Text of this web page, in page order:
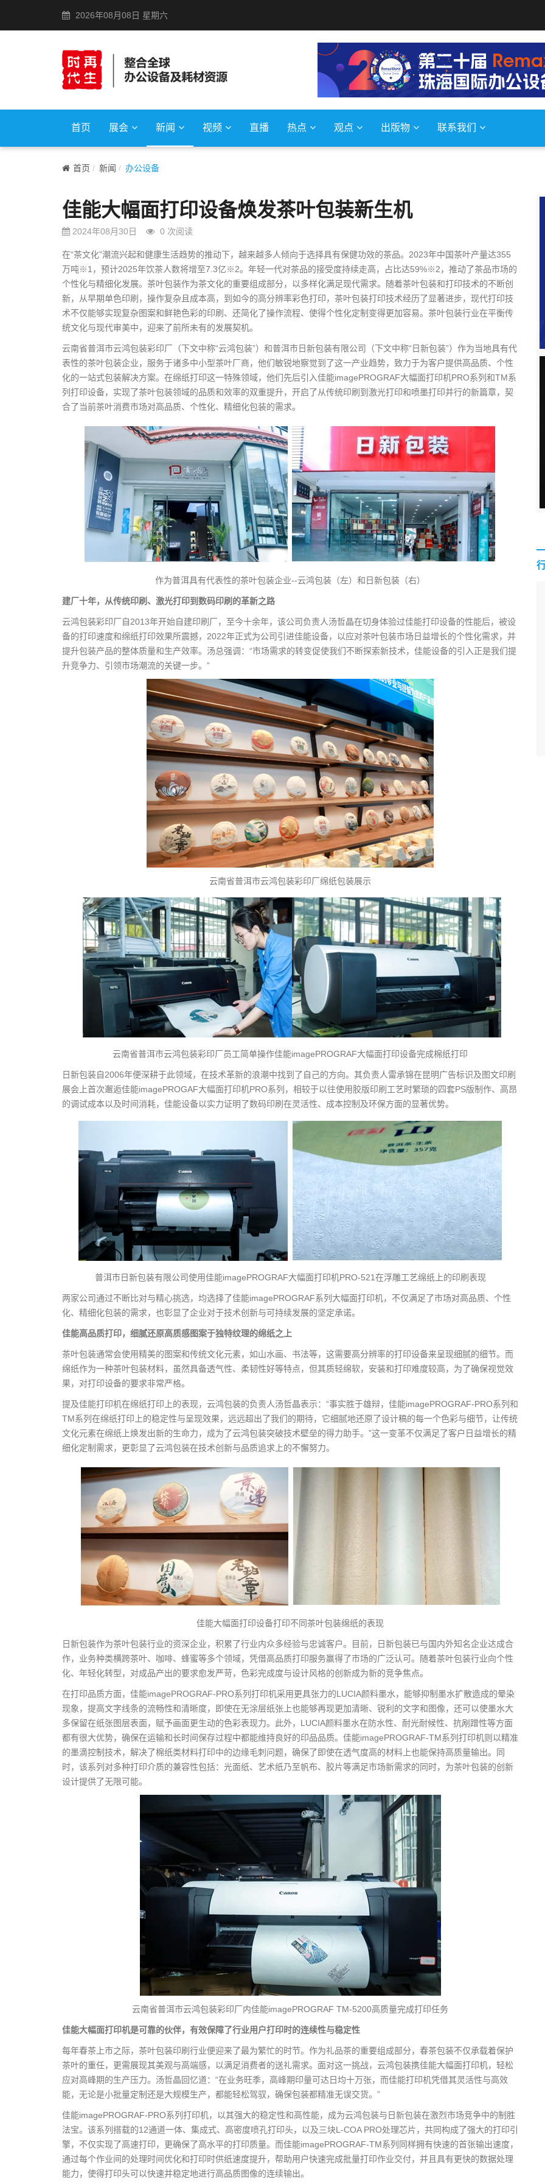
2026年08月08日 星期六
首页 展会 新闻 视频 直播 热点 观点 出版物 联系我们
首页 新闻 办公设备
佳能大幅面打印设备焕发茶叶包装新生机
2024年08月30日 0 次阅读
在“茶文化”潮流兴起和健康生活趋势的推动下，越来越多人倾向于选择具有保健功效的茶品。2023年中国茶叶产量达355
万吨※1，预计2025年饮茶人数将增至7.3亿※2。年轻一代对茶品的接受度持续走高，占比达59%※2，推动了茶品市场的
个性化与精细化发展。茶叶包装作为茶文化的重要组成部分，以多样化满足现代需求。随着茶叶包装和打印技术的不断创
新，从早期单色印刷，操作复杂且成本高，到如今的高分辨率彩色打印，茶叶包装打印技术经历了显著进步，现代打印技
术不仅能够实现复杂图案和鲜艳色彩的印刷、还简化了操作流程、使得个性化定制变得更加容易。茶叶包装行业在平衡传
统文化与现代审美中，迎来了前所未有的发展契机。
云南省普洱市云鸿包装彩印厂（下文中称“云鸿包装”）和普洱市日新包装有限公司（下文中称“日新包装”）作为当地具有代
表性的茶叶包装企业，服务于诸多中小型茶叶厂商，他们敏锐地察觉到了这一产业趋势，致力于为客户提供高品质、个性
化的一站式包装解决方案。在绵纸打印这一特殊领域，他们先后引入佳能imagePROGRAF大幅面打印机PRO系列和TM系
列打印设备，实现了茶叶包装领域的品质和效率的双重提升，开启了从传统印刷到激光打印和喷墨打印并行的新篇章，契
合了当前茶叶消费市场对高品质、个性化、精细化包装的需求。
作为普洱具有代表性的茶叶包装企业--云鸿包装（左）和日新包装（右）
建厂十年，从传统印刷、激光打印到数码印刷的革新之路
云鸿包装彩印厂自2013年开始自建印刷厂，至今十余年，该公司负责人汤哲晶在切身体验过佳能打印设备的性能后，被设
备的打印速度和绵纸打印效果所震撼，2022年正式为公司引进佳能设备，以应对茶叶包装市场日益增长的个性化需求，并
提升包装产品的整体质量和生产效率。汤总强调：“市场需求的转变促使我们不断探索新技术，佳能设备的引入正是我们提
升竞争力、引领市场潮流的关键一步。”
云南省普洱市云鸿包装彩印厂绵纸包装展示
云南省普洱市云鸿包装彩印厂员工简单操作佳能imagePROGRAF大幅面打印设备完成棉纸打印
日新包装自2006年便深耕于此领域，在技术革新的浪潮中找到了自己的方向。其负责人雷承锦在昆明广告标识及图文印刷
展会上首次邂逅佳能imagePROGAF大幅面打印机PRO系列，相较于以往使用胶版印刷工艺时繁琐的四套PS版制作、高昂
的调试成本以及时间消耗，佳能设备以实力证明了数码印刷在灵活性、成本控制及环保方面的显著优势。
普洱市日新包装有限公司使用佳能imagePROGRAF大幅面打印机PRO-521在浮雕工艺绵纸上的印刷表现
两家公司通过不断比对与精心挑选，均选择了佳能imagePROGRAF系列大幅面打印机，不仅满足了市场对高品质、个性
化、精细化包装的需求，也彰显了企业对于技术创新与可持续发展的坚定承诺。
佳能高品质打印，细腻还原高质感图案于独特纹理的绵纸之上
茶叶包装通常会使用精美的图案和传统文化元素，如山水画、书法等，这需要高分辨率的打印设备来呈现细腻的细节。而
绵纸作为一种茶叶包装材料，虽然具备透气性、柔韧性好等特点，但其质轻绵软，安装和打印难度较高，为了确保视觉效
果，对打印设备的要求非常严格。
提及佳能打印机在绵纸打印上的表现，云鸿包装的负责人汤哲晶表示：“事实胜于雄辩，佳能imagePROGRAF-PRO系列和
TM系列在绵纸打印上的稳定性与呈现效果，远远超出了我们的期待，它细腻地还原了设计稿的每一个色彩与细节，让传统
文化元素在绵纸上焕发出新的生命力，成为了云鸿包装突破技术壁垒的得力助手。”这一变革不仅满足了客户日益增长的精
细化定制需求，更彰显了云鸿包装在技术创新与品质追求上的不懈努力。
佳能大幅面打印设备打印不同茶叶包装绵纸的表现
日新包装作为茶叶包装行业的资深企业，积累了行业内众多经验与忠诚客户。目前，日新包装已与国内外知名企业达成合
作，业务种类横跨茶叶、咖啡、蜂蜜等多个领域，凭借高品质打印服务赢得了市场的广泛认可。随着茶叶包装行业向个性
化、年轻化转型，对成品产出的要求愈发严苛，色彩完成度与设计风格的创新成为新的竞争焦点。
在打印品质方面，佳能imagePROGRAF-PRO系列打印机采用更具张力的LUCIA颜料墨水，能够抑制墨水扩散造成的晕染
现象，提高文字线条的流畅性和清晰度，即使在无涂层纸张上也能够再现更加清晰、锐利的文字和图像，还可以使墨水大
多保留在纸张图层表面，赋予画面更生动的色彩表现力。此外，LUCIA颜料墨水在防水性、耐光耐候性、抗剐蹭性等方面
都有很大优势，确保在运输和长时间保存过程中都能维持良好的印品品质。佳能imagePROGRAF-TM系列打印机则以精准
的墨滴控制技术，解决了棉纸类材料打印中的边缘毛刺问题，确保了即使在透气度高的材料上也能保持高质量输出。同
时，该系列对多种打印介质的兼容性包括：光面纸、艺术纸乃至帆布、胶片等满足市场新需求的同时，为茶叶包装的创新
设计提供了无限可能。
云南省普洱市云鸿包装彩印厂内佳能imagePROGRAF TM-5200高质量完成打印任务
佳能大幅面打印机是可靠的伙伴，有效保障了行业用户打印时的连续性与稳定性
每年春茶上市之际，茶叶包装印刷行业便迎来了最为繁忙的时节。作为礼品茶的重要组成部分，春茶包装不仅承载着保护
茶叶的重任，更需展现其美观与高端感，以满足消费者的送礼需求。面对这一挑战，云鸿包装携佳能大幅面打印机，轻松
应对高峰期的生产压力。汤哲晶回忆道：“在业务旺季，高峰期印量可达日均十万张，而佳能打印机凭借其灵活性与高效
能，无论是小批量定制还是大规模生产，都能轻松驾驭，确保包装都精准无误交货。”
佳能imagePROGRAF-PRO系列打印机，以其强大的稳定性和高性能，成为云鸿包装与日新包装在激烈市场竞争中的制胜
法宝。该系列搭载的12通道一体、集成式、高密度喷孔打印头，以及三块L-COA PRO处理芯片，共同构成了强大的打印引
擎，不仅实现了高速打印，更确保了高水平的打印质量。而佳能imagePROGRAF-TM系列同样拥有快速的首张输出速度，
通过每个作业间的处理时间优化和打印时供纸速度提升，帮助用户快速完成批量打印作业交付，并且具有更快的数据处理
能力，使得打印头可以快速并稳定地进行高品质图像的连续输出。